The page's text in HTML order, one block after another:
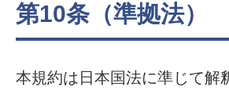
第10条（準拠法）
本規約は日本国法に準じて解